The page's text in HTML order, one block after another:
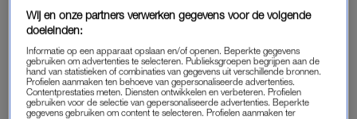
van Gisèles misbruik. Hij gaat hiervoor buitengewoon
methodisch te werk.
Op een datingsite zoekt Dominique contact met mannen die
van verkrachtingsseks houden in een kanaal genaamd ‘Buiten
haar weten’. Daar uploadt hij foto’s van een gedrogeerde
Wij en onze partners verwerken gegevens voor de volgende
doeleinden:
Informatie op een apparaat opslaan en/of openen. Beperkte gegevens
gebruiken om advertenties te selecteren. Publieksgroepen begrijpen aan de
hand van statistieken of combinaties van gegevens uit verschillende bronnen.
Profielen aanmaken ten behoeve van gepersonaliseerde advertenties.
Contentprestaties meten. Diensten ontwikkelen en verbeteren. Profielen
gebruiken voor de selectie van gepersonaliseerde advertenties. Beperkte
gegevens gebruiken om content te selecteren. Profielen aanmaken ter